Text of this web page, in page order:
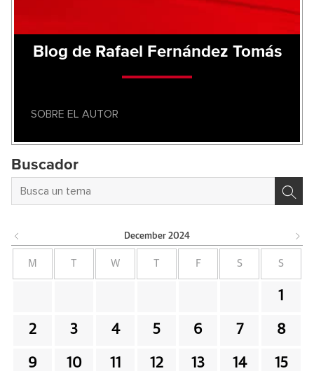
Blog de Rafael Fernández Tomás
SOBRE EL AUTOR
Buscador
December 2024
M W F S S
1
2 3 4 5 6 7 8
9 10 11 12 13 14 15